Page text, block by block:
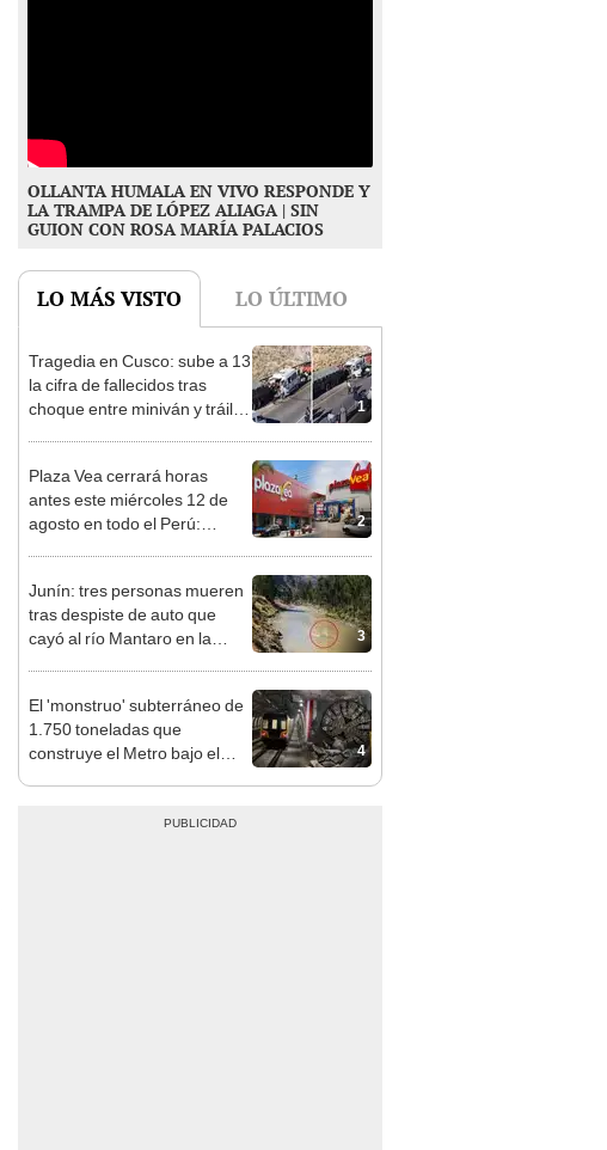
OLLANTA HUMALA EN VIVO RESPONDE Y
LA TRAMPA DE LÓPEZ ALIAGA | SIN
GUION CON ROSA MARÍA PALACIOS
LO MÁS VISTO LO ÚLTIMO
1
Tragedia en Cusco: sube a 13
la cifra de fallecidos tras
choque entre miniván y tráiler
2
Plaza Vea cerrará horas
antes este miércoles 12 de
agosto en todo el Perú:
3
Junín: tres personas mueren
tras despiste de auto que
cayó al río Mantaro en la
4
El 'monstruo' subterráneo de
1.750 toneladas que
construye el Metro bajo el